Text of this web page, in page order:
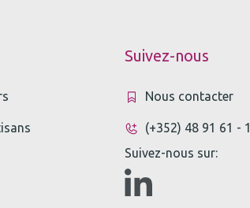
Suivez-nous
Nous contacter
(+352) 48 91 61 - 1
Suivez-nous sur: